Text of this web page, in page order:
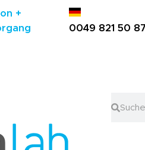
+
0049 821 50